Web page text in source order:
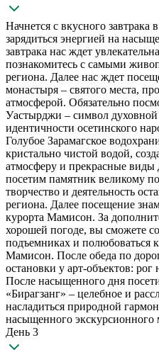
Начнется с вкусного
зарядиться энергией на
завтрака нас ждет
познакомитесь с самыми
региона. Далее нас ждет
монастыря – святого места,
атмосферой. Обязательно
Уастырджи – символ
идентичности осетинского
Голубое Зарамагское
кристально чистой водой,
атмосферу и прекрасные
посетим памятник великому
творчество и деятельность
региона. Далее посещение
курорта Мамисон. За
хорошей погоде, вы сможете
подъемниках и полюбоваться
Мамисон. После обеда по
остановки у арт-объектов: рог
После насыщенного дня
«Бирагзанг» – целебное и
насладиться природной
насыщенного экскурсионного
День 3